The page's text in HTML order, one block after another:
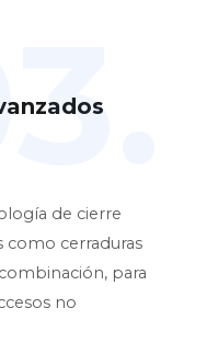
de cierre
como cerraduras
para
no